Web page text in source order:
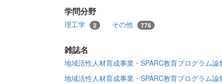
学問分野
理工学 2 その他 778
雑誌名
地域活性人材育成事業・SPARC教育プログラム
地域活性人材育成事業・SPARC教育プログラム